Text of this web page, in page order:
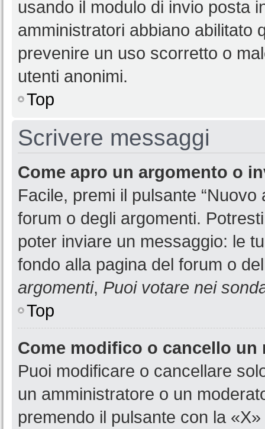
usando il modulo di invio posta
amministratori abbiano abilitato
prevenire un uso scorretto o
utenti anonimi.
Top
Scrivere messaggi
Come apro un argomento o
Facile, premi il pulsante
forum o degli argomenti.
poter inviare un messaggio: le
fondo alla pagina del forum o
argomenti, Puoi votare nei
Top
Come modifico o cancello un
Puoi modificare o cancellare
un amministratore o un
premendo il pulsante con la